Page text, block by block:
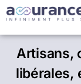
Artisans,
libérales,